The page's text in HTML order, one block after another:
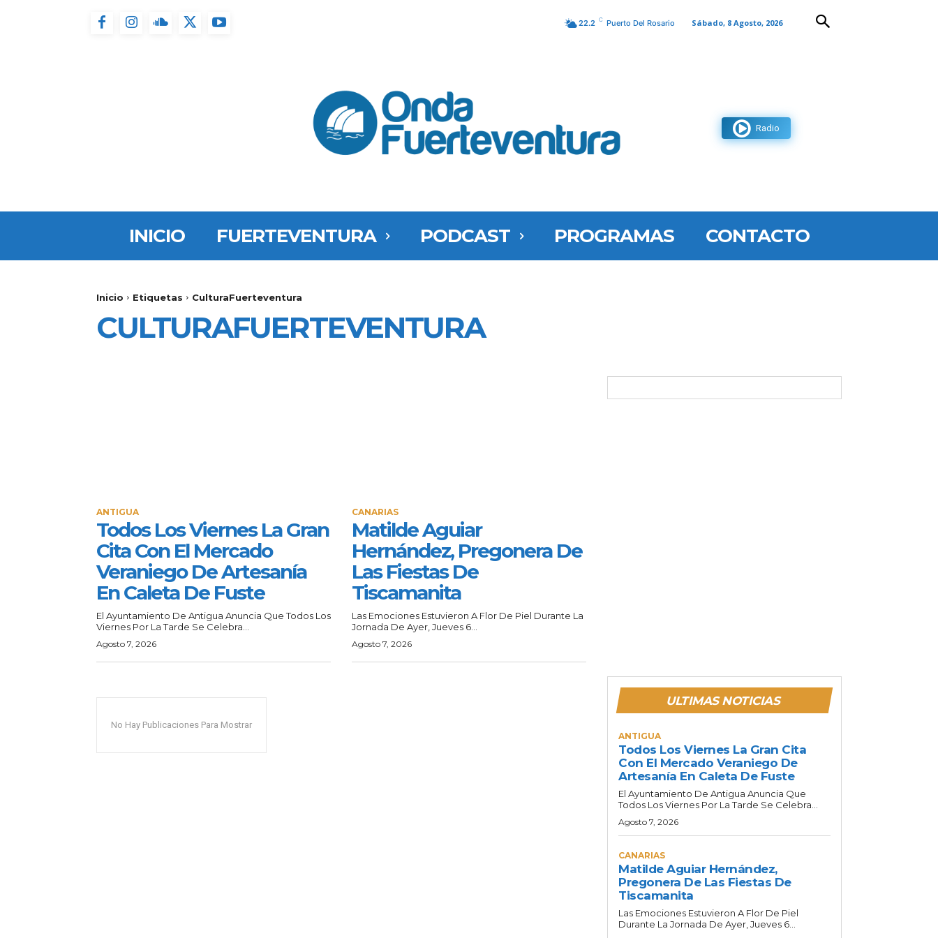
22.2 C Puerto Del Rosario Sábado, 8 Agosto, 2026
Radio
INICIO FUERTEVENTURA PODCAST PROGRAMAS CONTACTO
Inicio Etiquetas CulturaFuerteventura
CULTURAFUERTEVENTURA
ANTIGUA
Todos Los Viernes La Gran
Cita Con El Mercado
Veraniego De Artesanía
En Caleta De Fuste
El Ayuntamiento De Antigua Anuncia Que Todos Los
Viernes Por La Tarde Se Celebra...
Agosto 7, 2026
CANARIAS
Matilde Aguiar
Hernández, Pregonera De
Las Fiestas De
Tiscamanita
Las Emociones Estuvieron A Flor De Piel Durante La
Jornada De Ayer, Jueves 6...
Agosto 7, 2026
No Hay Publicaciones Para Mostrar
ULTIMAS NOTICIAS
ANTIGUA
Todos Los Viernes La Gran Cita
Con El Mercado Veraniego De
Artesanía En Caleta De Fuste
El Ayuntamiento De Antigua Anuncia Que
Todos Los Viernes Por La Tarde Se Celebra...
Agosto 7, 2026
CANARIAS
Matilde Aguiar Hernández,
Pregonera De Las Fiestas De
Tiscamanita
Las Emociones Estuvieron A Flor De Piel
Durante La Jornada De Ayer, Jueves 6...